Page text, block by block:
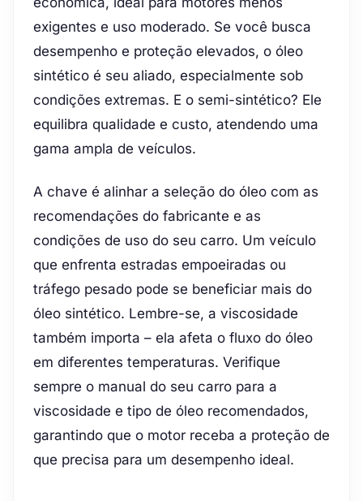
exigentes e uso moderado. Se você busca
desempenho e proteção elevados, o óleo
sintético é seu aliado, especialmente sob
condições extremas. E o semi-sintético? Ele
equilibra qualidade e custo, atendendo uma
gama ampla de veículos.
A chave é alinhar a seleção do óleo com as
recomendações do fabricante e as
condições de uso do seu carro. Um veículo
que enfrenta estradas empoeiradas ou
tráfego pesado pode se beneficiar mais do
óleo sintético. Lembre-se, a viscosidade
também importa – ela afeta o fluxo do óleo
em diferentes temperaturas. Verifique
sempre o manual do seu carro para a
viscosidade e tipo de óleo recomendados,
garantindo que o motor receba a proteção de
que precisa para um desempenho ideal.